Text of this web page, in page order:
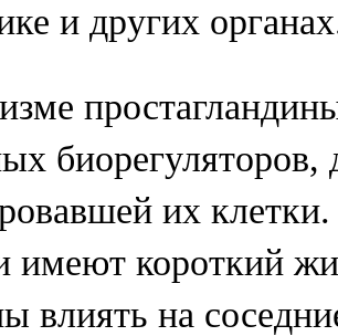
и других
их
имеют короткий
влиять на